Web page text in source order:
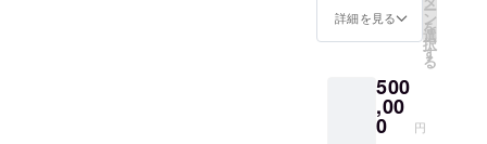
ており
ますの
で、何
一緒に
行かれ
たい場
合に
求させ
ていた
だきま
※交通費
は別途
請求さ
せてい
お礼の
お手紙
希望さ
れる企
業名や
別途お
送りい
ただき
ます。
詳細を見る ー
ン
を
選
択
す
る
500
,00
0 円